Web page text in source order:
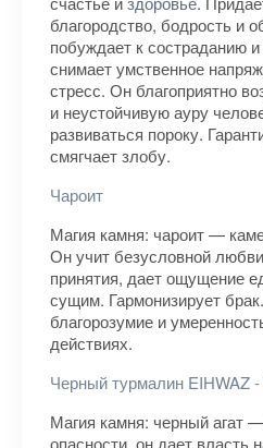
благородство, бодрость и
побуждает к состраданию
снимает умственное
стресс. Он благоприятно
и неустойчивую ауру
развиваться пороку.
смягчает злобу.
Чароит
Магия камня: чароит —
Он учит безусловной
принятия, дает ощущение
сущим. Гармонизирует
благорозумие и
действиях.
Черный турмалин EIHWAZ
Магия камня: черный агат
опасности, он дает власть